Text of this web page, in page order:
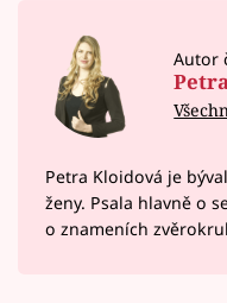
Autor
Petra Kloidová je
ženy. Psala hlavně o
o znameních